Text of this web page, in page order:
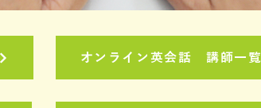
オンライン英会話 講師一覧